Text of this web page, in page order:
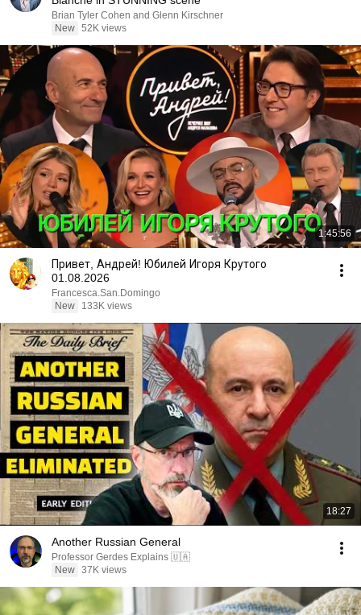
Brian Tyler Cohen and Glenn Kirschner
New 52K views
1:45:56
Привет, Андрей! Юбилей Игоря Крутого
01.08.2026
Francesca.San.Domingo
New
133K views
18:27
Another Russian General
Professor Gerdes Explains 🇺🇦
New 37K views